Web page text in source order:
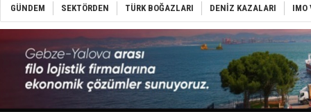
‘14.
Taksi
TÜRKLİM
SOCAR
Dünyanın
Keşfedildi:
GÜNDEM SEKTÖRDEN TÜRK BOĞAZLARI DENİZ KAZALARI IMO